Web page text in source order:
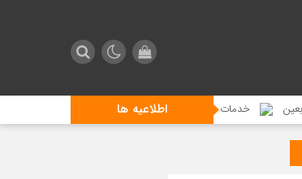
اطلاعیه ها
خدمات رسانی موکب محبان الرضای شهرداری منطقه ۴ در مسیر مشایه